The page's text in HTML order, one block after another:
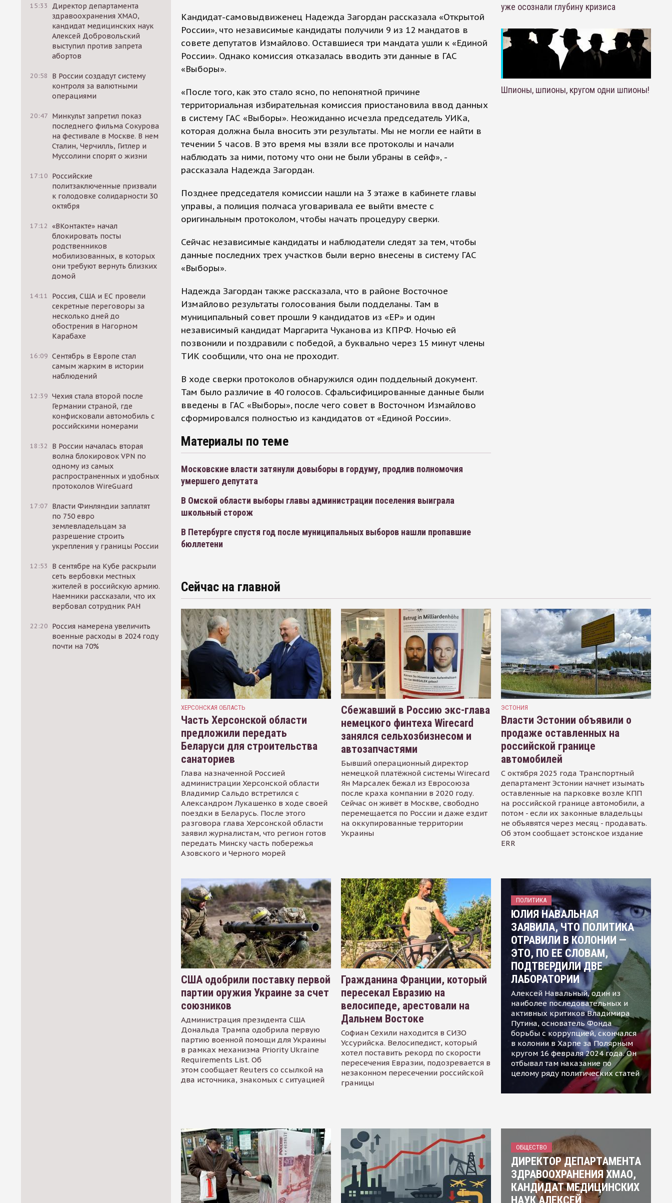
15:33
Директор департамента
здравоохранения ХМАО,
кандидат медицинских наук
Алексей Добровольский
выступил против запрета
абортов
20:58
В России создадут систему
контроля за валютными
операциями
20:47 Минкульт запретил показ
последнего фильма Сокурова
на фестивале в Москве. В нем
Сталин, Черчилль, Гитлер и
Муссолини спорят о жизни
17:10 Российские
политзаключенные призвали
к голодовке солидарности 30
октября
17:12 «ВКонтакте» начал
блокировать посты
родственников
мобилизованных, в которых
они требуют вернуть близких
домой
14:11
Россия, США и ЕС провели
секретные переговоры за
несколько дней до
обострения в Нагорном
Карабахе
16:09 Сентябрь в Европе стал
самым жарким в истории
наблюдений
12:39 Чехия стала второй после
Германии страной, где
конфисковали автомобиль с
российскими номерами
18:32
В России началась вторая
волна блокировок VPN по
одному из самых
распространенных и удобных
протоколов WireGuard
17:07 Власти Финляндии заплатят
по 750 евро
землевладельцам за
разрешение строить
укрепления у границы России
12:53
В сентябре на Кубе раскрыли
сеть вербовки местных
жителей в российскую армию.
Наемники рассказали, что их
вербовал сотрудник РАН
22:20 Россия намерена увеличить
военные расходы в 2024 году
почти на 70%
Кандидат-самовыдвиженец Надежда Загордан рассказала «Открытой
России», что независимые кандидаты получили 9 из 12 мандатов в
совете депутатов Измайлово. Оставшиеся три мандата ушли к «Единой
России». Однако комиссия отказалась вводить эти данные в ГАС
«Выборы».
«После того, как это стало ясно, по непонятной причине
территориальная избирательная комиссия приостановила ввод данных
в систему ГАС «Выборы». Неожиданно исчезла председатель УИКа,
которая должна была вносить эти результаты. Мы не могли ее найти в
течении 5 часов. В это время мы взяли все протоколы и начали
наблюдать за ними, потому что они не были убраны в сейф», -
рассказала Надежда Загордан.
Позднее председателя комиссии нашли на 3 этаже в кабинете главы
управы, а полиция полчаса уговаривала ее выйти вместе с
оригинальным протоколом, чтобы начать процедуру сверки.
Сейчас независимые кандидаты и наблюдатели следят за тем, чтобы
данные последних трех участков были верно внесены в систему ГАС
«Выборы».
Надежда Загордан также рассказала, что в районе Восточное
Измайлово результаты голосования были подделаны. Там в
муниципальный совет прошли 9 кандидатов из «ЕР» и один
независимый кандидат Маргарита Чуканова из КПРФ. Ночью ей
позвонили и поздравили с победой, а буквально через 15 минут члены
ТИК сообщили, что она не проходит.
В ходе сверки протоколов обнаружился один поддельный документ.
Там было различие в 40 голосов. Сфальсифицированные данные были
введены в ГАС «Выборы», после чего совет в Восточном Измайлово
сформировался полностью из кандидатов от «Единой России».
Материалы по теме
Московские власти затянули довыборы в гордуму, продлив полномочия
умершего депутата
В Омской области выборы главы администрации поселения выиграла
школьный сторож
В Петербурге спустя год после муниципальных выборов нашли пропавшие
бюллетени
уже осознали глубину кризиса
Шпионы, шпионы, кругом одни шпионы!
Сейчас на главной
ХЕРСОНСКАЯ ОБЛАСТЬ
Часть Херсонской области
предложили передать
Беларуси для строительства
санаториев
Глава назначенной Россией
администрации Херсонской области
Владимир Сальдо встретился с
Александром Лукашенко в ходе своей
поездки в Беларусь. После этого
разговора глава Херсонской области
заявил журналистам, что регион готов
передать Минску часть побережья
Азовского и Черного морей
Сбежавший в Россию экс-глава
немецкого финтеха Wirecard
занялся сельхозбизнесом и
автозапчастями
Бывший операционный директор
немецкой платёжной системы Wirecard
Ян Марсалек бежал из Евросоюза
после краха компании в 2020 году.
Сейчас он живёт в Москве, свободно
перемещается по России и даже ездит
на оккупированные территории
Украины
ЭСТОНИЯ
Власти Эстонии объявили о
продаже оставленных на
российской границе
автомобилей
С октября 2025 года Транспортный
департамент Эстонии начнет изымать
оставленные на парковке возле КПП
на российской границе автомобили, а
потом - если их законные владельцы
не объявятся через месяц - продавать.
Об этом сообщает эстонское издание
ERR
США одобрили поставку первой
партии оружия Украине за счет
союзников
Администрация президента США
Дональда Трампа одобрила первую
партию военной помощи для Украины
в рамках механизма Priority Ukraine
Requirements List. Об
этом сообщает Reuters со ссылкой на
два источника, знакомых с ситуацией
Гражданина Франции, который
пересекал Евразию на
велосипеде, арестовали на
Дальнем Востоке
Софиан Сехили находится в СИЗО
Уссурийска. Велосипедист, который
хотел поставить рекорд по скорости
пересечения Евразии, подозревается в
незаконном пересечении российской
границы
ПОЛИТИКА
ЮЛИЯ НАВАЛЬНАЯ
ЗАЯВИЛА, ЧТО ПОЛИТИКА
ОТРАВИЛИ В КОЛОНИИ —
ЭТО, ПО ЕЕ СЛОВАМ,
ПОДТВЕРДИЛИ ДВЕ
ЛАБОРАТОРИИ
Алексей Навальный, один из
наиболее последовательных и
активных критиков Владимира
Путина, основатель Фонда
борьбы с коррупцией, скончался
в колонии в Харпе за Полярным
кругом 16 февраля 2024 года. Он
отбывал там наказание по
целому ряду политических статей
ОБЩЕСТВО
ДИРЕКТОР ДЕПАРТАМЕНТА
ЗДРАВООХРАНЕНИЯ ХМАО,
КАНДИДАТ МЕДИЦИНСКИХ
НАУК АЛЕКСЕЙ